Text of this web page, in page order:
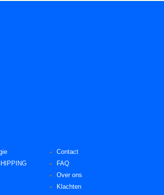
Contact
FAQ
Over ons
Klachten